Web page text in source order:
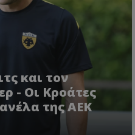
και τον
- Οι Κροάτες
της ΑΕΚ